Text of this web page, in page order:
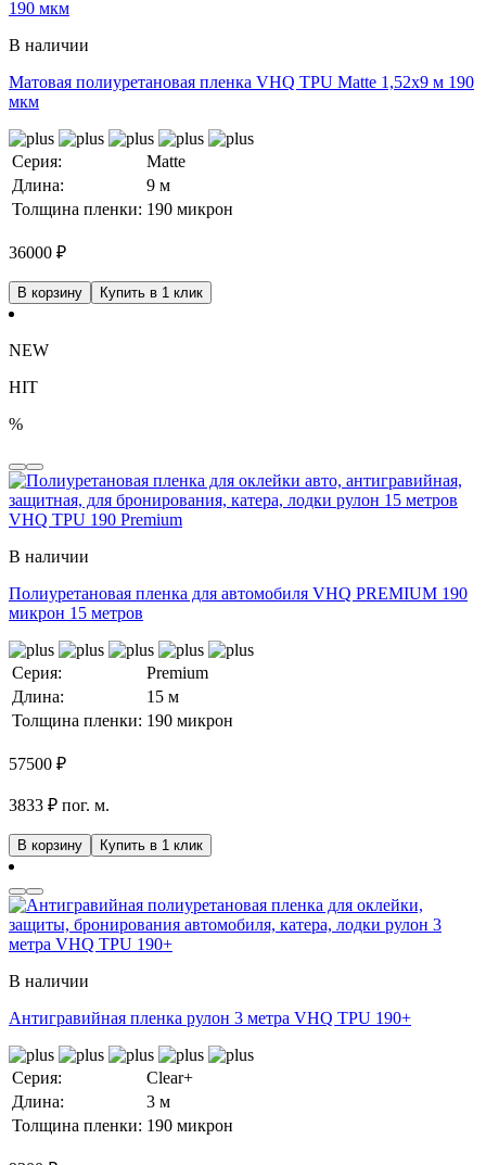
В наличии
Матовая полиуретановая пленка VHQ TPU Matte 1,52х9 м 190
мкм
Серия:
Matte
Длина:
9 м
Толщина пленки: 190 микрон
36000 ₽
В корзину Купить в 1 клик
NEW
HIT
%
В наличии
Полиуретановая пленка для автомобиля VHQ PREMIUM 190
микрон 15 метров
Серия:
Premium
Длина:
15 м
Толщина пленки: 190 микрон
57500 ₽
3833 ₽ пог. м.
В корзину Купить в 1 клик
В наличии
Антигравийная пленка рулон 3 метра VHQ TPU 190+
Серия:
Clear+
Длина:
3 м
Толщина пленки: 190 микрон